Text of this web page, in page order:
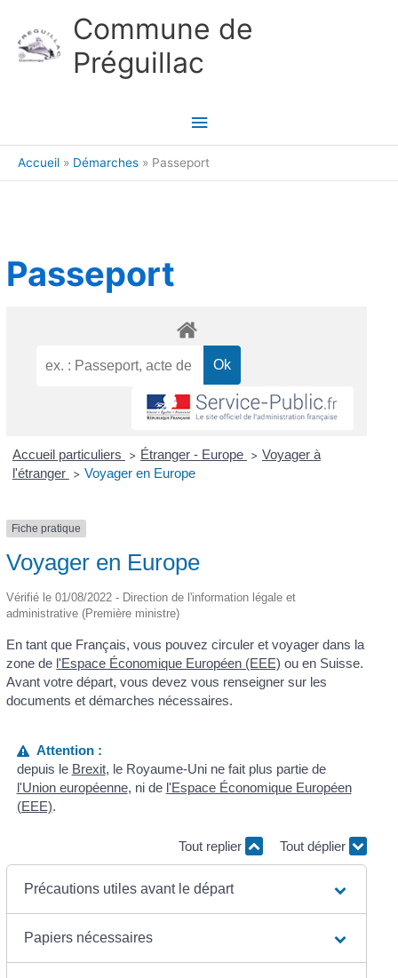
Commune de
Préguillac
Menu
principal
Accueil Démarches Passeport
Passeport
Accueil particuliers > Étranger - Europe > Voyager à
l'étranger > Voyager en Europe
Fiche pratique
Voyager en Europe
Vérifié le 01/08/2022 - Direction de l'information légale et
administrative (Première ministre)
En tant que Français, vous pouvez circuler et voyager dans la
zone de l'Espace Économique Européen (EEE) ou en Suisse.
Avant votre départ, vous devez vous renseigner sur les
documents et démarches nécessaires.
Attention :
depuis le Brexit, le Royaume-Uni ne fait plus partie de
l'Union européenne, ni de l'Espace Économique Européen
(EEE).
Tout replier Tout déplier
Précautions utiles avant le départ
Papiers nécessaires